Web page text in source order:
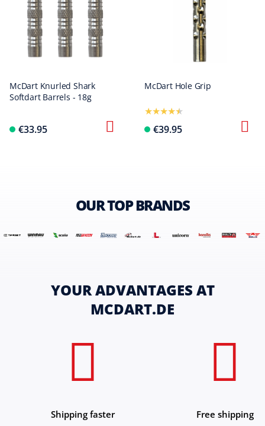
McDart Knurled Shark
Softdart Barrels - 18g
€33.95
McDart Hole Grip
€39.95
OUR TOP BRANDS
YOUR ADVANTAGES AT
MCDART.DE
Shipping faster Free shipping